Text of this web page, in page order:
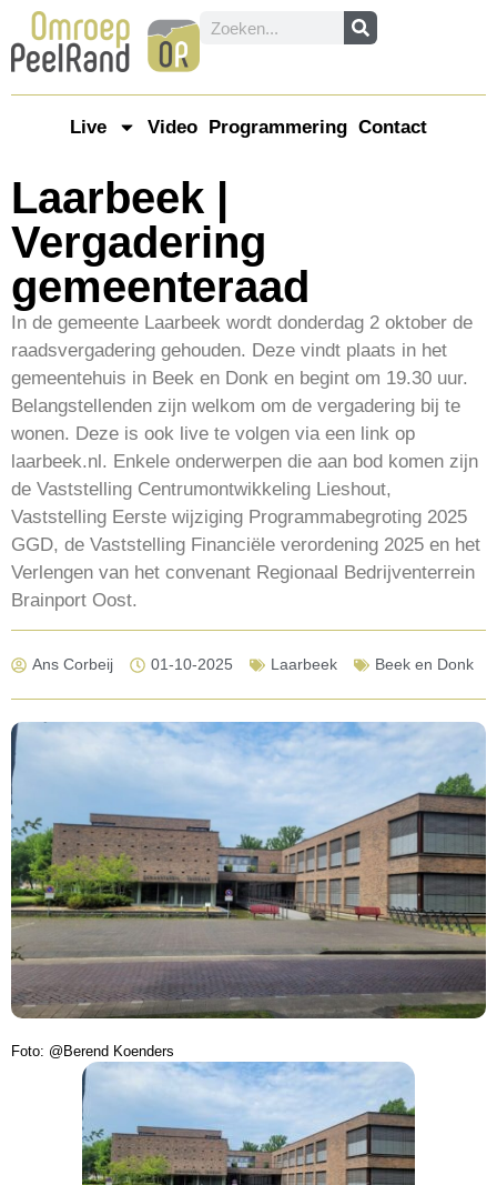
Live Video Programmering Contact
Laarbeek |
Vergadering
gemeenteraad
In de gemeente Laarbeek wordt donderdag 2 oktober de
raadsvergadering gehouden. Deze vindt plaats in het
gemeentehuis in Beek en Donk en begint om 19.30 uur.
Belangstellenden zijn welkom om de vergadering bij te
wonen. Deze is ook live te volgen via een link op
laarbeek.nl. Enkele onderwerpen die aan bod komen zijn
de Vaststelling Centrumontwikkeling Lieshout,
Vaststelling Eerste wijziging Programmabegroting 2025
GGD, de Vaststelling Financiële verordening 2025 en het
Verlengen van het convenant Regionaal Bedrijventerrein
Brainport Oost.
Ans Corbeij 01-10-2025 Laarbeek Beek en Donk
Foto: @Berend Koenders